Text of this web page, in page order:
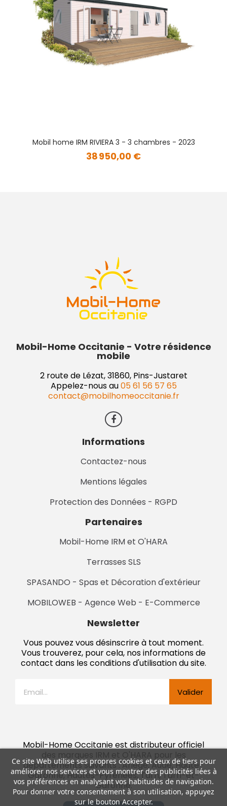
Ce site Web utilise ses propres cookies et ceux de tiers pour
améliorer nos services et vous montrer des publicités liées à
vos préférences en analysant vos habitudes de navigation.
Pour donner votre consentement à son utilisation, appuyez
sur le bouton Accepter.
Mobil home IRM RIVIERA 3 - 3 chambres - 2023
38 950,00 €
Mobil-Home Occitanie - Votre résidence
mobile
2 route de Lézat, 31860, Pins-Justaret
Appelez-nous au05 61 56 57 65
contact@mobilhomeoccitanie.fr
Informations
Contactez-nous
Mentions légales
Protection des Données - RGPD
Partenaires
Mobil-Home IRM et O'HARA
Terrasses SLS
SPASANDO - Spas et Décoration d'extérieur
MOBILOWEB - Agence Web - E-Commerce
Newsletter
Vous pouvez vous désinscrire à tout moment.
Vous trouverez, pour cela, nos informations de
contact dans les conditions d'utilisation du site.
Valider
Mobil-Home Occitanie est distributeur officiel
des marques IRM et O'HARA pour les
départements suivants : Ariège, Aude, Haute-
Garonne, Hautes-Pyrénées, Tarn, Tarn-et-
Garonne.